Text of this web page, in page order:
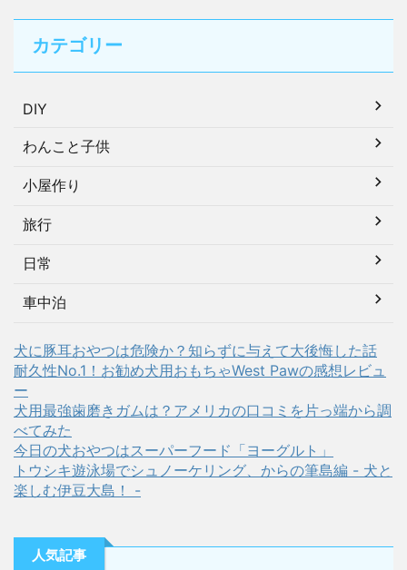
カテゴリー
DIY
わんこと子供
小屋作り
旅行
日常
車中泊
犬に豚耳おやつは危険か？知らずに与えて大後悔した話
耐久性No.1！お勧め犬用おもちゃWest Pawの感想レビュ
ー
犬用最強歯磨きガムは？アメリカの口コミを片っ端から調
べてみた
今日の犬おやつはスーパーフード「ヨーグルト」
トウシキ遊泳場でシュノーケリング、からの筆島編 - 犬と
楽しむ伊豆大島！ -
人気記事